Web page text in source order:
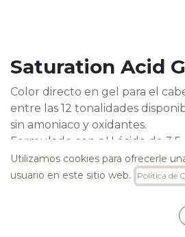
Saturation Acid
Color directo en gel para el
entre las 12 tonalidades
sin amoniaco y oxidantes.
Formulado con pH ácido de
nuevos reflejos al cabello
decolorado.
Utilizamos cookies para ofrecerle
usuario en este sitio web.
Política de